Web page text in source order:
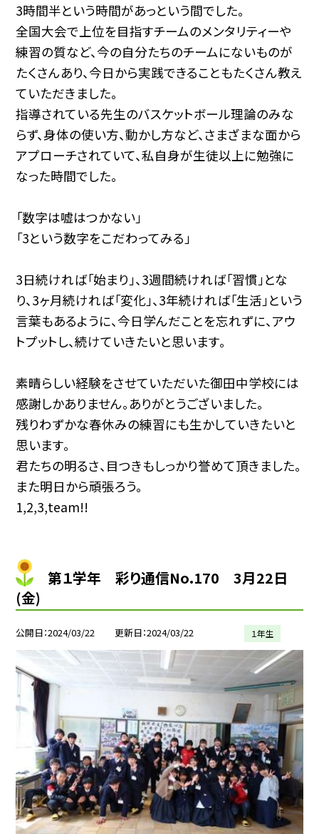
3時間半という時間があっという間でした。
全国大会で上位を目指すチームのメンタリティーや
練習の質など、今の自分たちのチームにないものが
たくさんあり、今日から実践できることもたくさん教え
ていただきました。
指導されている先生のバスケットボール理論のみな
らず、身体の使い方、動かし方など、さまざまな面から
アプローチされていて、私自身が生徒以上に勉強に
なった時間でした。
「数字は嘘はつかない」
「3という数字をこだわってみる」
3日続ければ「始まり」、3週間続ければ「習慣」とな
り、3ヶ月続ければ「変化」、3年続ければ「生活」という
言葉もあるように、今日学んだことを忘れずに、アウ
トプットし、続けていきたいと思います。
素晴らしい経験をさせていただいた御田中学校には
感謝しかありません。ありがとうございました。
残りわずかな春休みの練習にも生かしていきたいと
思います。
君たちの明るさ、目つきもしっかり誉めて頂きました。
また明日から頑張ろう。
1,2,3,team!!
第１学年 彩り通信No.170 3月22日
(金)
公開日 2024/03/22 更新日 2024/03/22 １年生